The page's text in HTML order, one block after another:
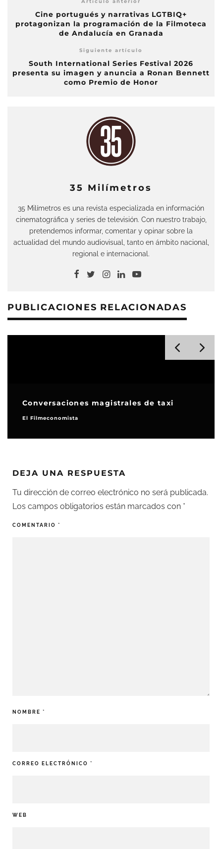
Cine portugués y narrativas LGTBIQ+
protagonizan la programación de la Filmoteca
de Andalucía en Granada
Siguiente artículo
South International Series Festival 2026
presenta su imagen y anuncia a Ronan Bennett
como Premio de Honor
35 Milímetros
35 Milímetros es una revista especializada en información
cinematográfica y series de televisión. Con nuestro trabajo,
pretendemos informar, comentar y opinar sobre la
actualidad del mundo audiovisual, tanto en ámbito nacional,
regional e internacional.
PUBLICACIONES RELACIONADAS
Conversaciones magistrales de taxi
El Filmeconomista
DEJA UNA RESPUESTA
Tu dirección de correo electrónico no será publicada.
Los campos obligatorios están marcados con *
COMENTARIO *
NOMBRE *
CORREO ELECTRÓNICO *
WEB